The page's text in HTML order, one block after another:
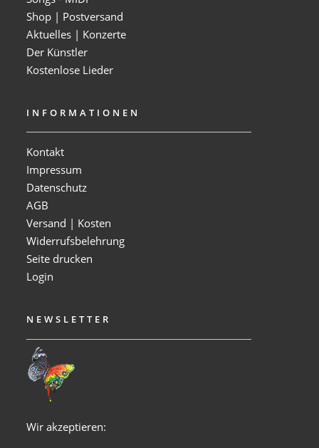
Shop | Postversand
Aktuelles | Konzerte
Der Künstler
Kostenlose Lieder
INFORMATIONEN
Kontakt
Impressum
Datenschutz
AGB
Versand | Kosten
Widerrufsbelehrung
Seite drucken
Login
NEWSLETTER
Wir akzeptieren: